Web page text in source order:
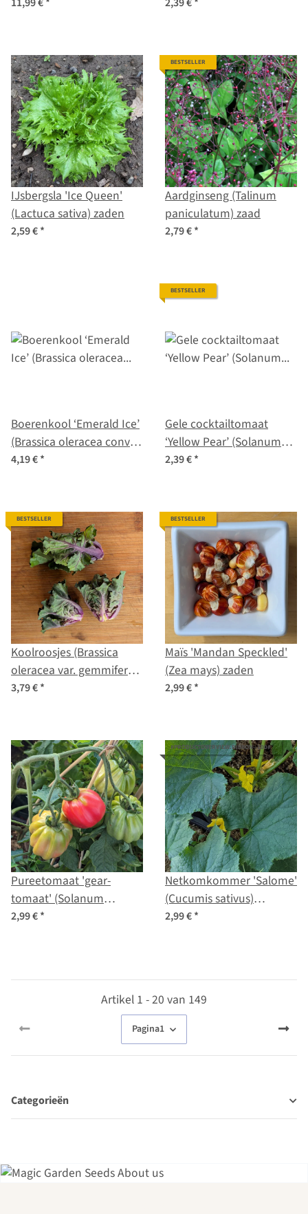
IJsbergsla 'Ice Queen'
(Lactuca sativa) zaden
2,59 €*
BESTSELLER
Aardginseng (Talinum
paniculatum) zaad
2,79 €*
Boerenkool ‘Emerald Ice’
(Brassica oleracea convar.
acephala var. sabellica)
4,19 €*
BESTSELLER
Gele cocktailtomaat
‘Yellow Pear’ (Solanum
lycopersicum) zaad
2,39 €*
BESTSELLER
Koolroosjes (Brassica
oleracea var. gemmifera x
sabellica) zaad
3,79 €*
BESTSELLER
Maïs 'Mandan Speckled'
(Zea mays) zaden
2,99 €*
Pureetomaat 'gear-
tomaat' (Solanum
lycopersicum) biologisch
2,99 €*
#PRODUCTOVERVIEW.RIBBON--100#
Netkomkommer 'Salome'
(Cucumis sativus)
biologisch zaad
2,99 €*
Artikel 1 - 20 van 149
Pagina1
Categorieën